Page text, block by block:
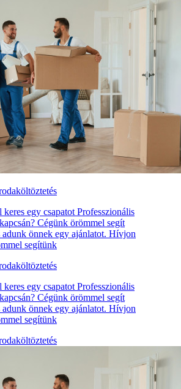
egy csapatot Professzionális
Cégünk örömmel segít
önnek egy ajánlatot. Hívjon
segítünk
egy csapatot Professzionális
Cégünk örömmel segít
önnek egy ajánlatot. Hívjon
segítünk